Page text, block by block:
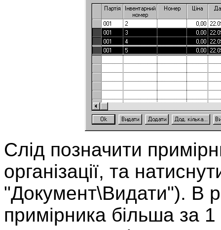
Слід позначити
організації, та
"Документ\Видати"). В
примірника більша за